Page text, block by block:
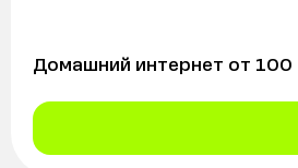
Домашний интернет от 100